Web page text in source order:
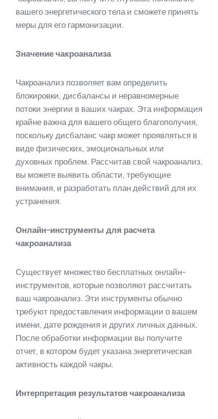
вашего энергетического тела и сможете принять
меры для его гармонизации.
Значение чакроанализа
Чакроанализ позволяет вам определить
блокировки, дисбалансы и неравномерные
потоки энергии в ваших чакрах. Эта информация
крайне важна для вашего общего благополучия,
поскольку дисбаланс чакр может проявляться в
виде физических, эмоциональных или
духовных проблем. Рассчитав свой чакроанализ,
вы можете выявить области, требующие
внимания, и разработать план действий для их
устранения.
Онлайн-инструменты для расчета
чакроанализа
Существует множество бесплатных онлайн-
инструментов, которые позволяют рассчитать
ваш чакроанализ. Эти инструменты обычно
требуют предоставления информации о вашем
имени, дате рождения и других личных данных.
После обработки информации вы получите
отчет, в котором будет указана энергетическая
активность каждой чакры.
Интерпретация результатов чакроанализа